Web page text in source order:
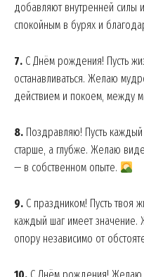
добавляют внутренней силы
спокойным в бурях и
7. С Днём рождения! Пусть
останавливаться. Желаю
действием и покоем, между
8. Поздравляю! Пусть
старше, а глубже. Желаю
— в собственном опыте.
9. С праздником! Пусть твоя
каждый шаг имеет значение.
опору независимо от